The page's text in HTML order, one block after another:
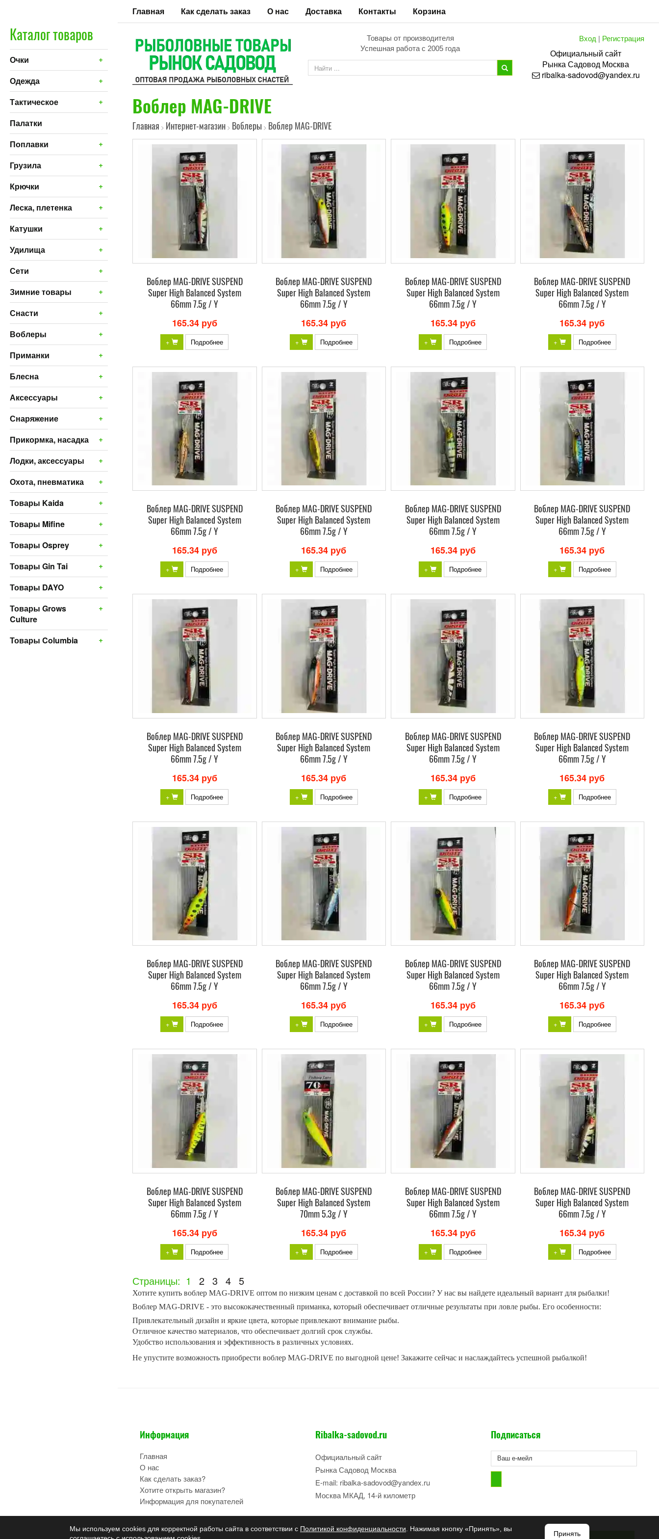
Главная Как сделать заказ О нас Доставка Контакты Корзина
Товары от производителя
Успешная работа с 2005 года
Вход | Регистрация
Официальный сайт
РынкаСадовод Москва
ribalka-sadovod@yandex.ru
Каталог товаров
+
Очки
+
Одежда
+
Тактическое
Палатки
+
Поплавки
+
Грузила
+
Крючки
+
Леска, плетенка
+
Катушки
+
Удилища
+
Сети
+
Зимние товары
+
Снасти
+
Воблеры
+
Приманки
+
Блесна
+
Аксессуары
+
Снаряжение
+
Прикормка, насадка
+
Лодки, аксессуары
+
Охота, пневматика
+
Товары Kaida
+
Товары Mifine
+
Товары Osprey
+
Товары Gin Tai
+
Товары DAYO
+
Товары Grows
Culture
+
Товары Columbia
Воблер MAG-DRIVE
Главная > Интернет-магазин > Воблеры > Воблер MAG-DRIVE
Воблер MAG-DRIVE SUSPEND
Super High Balanced System
66mm 7.5g / Y
165.34 руб
+ Подробнее
Воблер MAG-DRIVE SUSPEND
Super High Balanced System
66mm 7.5g / Y
165.34 руб
+ Подробнее
Воблер MAG-DRIVE SUSPEND
Super High Balanced System
66mm 7.5g / Y
165.34 руб
+ Подробнее
Воблер MAG-DRIVE SUSPEND
Super High Balanced System
66mm 7.5g / Y
165.34 руб
+ Подробнее
Воблер MAG-DRIVE SUSPEND
Super High Balanced System
66mm 7.5g / Y
165.34 руб
+ Подробнее
Воблер MAG-DRIVE SUSPEND
Super High Balanced System
66mm 7.5g / Y
165.34 руб
+ Подробнее
Воблер MAG-DRIVE SUSPEND
Super High Balanced System
66mm 7.5g / Y
165.34 руб
+ Подробнее
Воблер MAG-DRIVE SUSPEND
Super High Balanced System
66mm 7.5g / Y
165.34 руб
+ Подробнее
Воблер MAG-DRIVE SUSPEND
Super High Balanced System
66mm 7.5g / Y
165.34 руб
+ Подробнее
Воблер MAG-DRIVE SUSPEND
Super High Balanced System
66mm 7.5g / Y
165.34 руб
+ Подробнее
Воблер MAG-DRIVE SUSPEND
Super High Balanced System
66mm 7.5g / Y
165.34 руб
+ Подробнее
Воблер MAG-DRIVE SUSPEND
Super High Balanced System
66mm 7.5g / Y
165.34 руб
+ Подробнее
Воблер MAG-DRIVE SUSPEND
Super High Balanced System
66mm 7.5g / Y
165.34 руб
+ Подробнее
Воблер MAG-DRIVE SUSPEND
Super High Balanced System
66mm 7.5g / Y
165.34 руб
+ Подробнее
Воблер MAG-DRIVE SUSPEND
Super High Balanced System
66mm 7.5g / Y
165.34 руб
+ Подробнее
Воблер MAG-DRIVE SUSPEND
Super High Balanced System
66mm 7.5g / Y
165.34 руб
+ Подробнее
Воблер MAG-DRIVE SUSPEND
Super High Balanced System
66mm 7.5g / Y
165.34 руб
+ Подробнее
Воблер MAG-DRIVE SUSPEND
Super High Balanced System
70mm 5.3g / Y
165.34 руб
+ Подробнее
Воблер MAG-DRIVE SUSPEND
Super High Balanced System
66mm 7.5g / Y
165.34 руб
+ Подробнее
Воблер MAG-DRIVE SUSPEND
Super High Balanced System
66mm 7.5g / Y
165.34 руб
+ Подробнее
Страницы: 1 2 3 4 5
Хотите купить воблер MAG-DRIVE оптом по низким ценам с доставкой по всей России? У нас вы найдете идеальный вариант для рыбалки!
Воблер MAG-DRIVE - это высококачественный приманка, который обеспечивает отличные результаты при ловле рыбы. Его особенности:
Привлекательный дизайн и яркие цвета, которые привлекают внимание рыбы.
Отличное качество материалов, что обеспечивает долгий срок службы.
Удобство использования и эффективность в различных условиях.
Не упустите возможность приобрести воблер MAG-DRIVE по выгодной цене! Закажите сейчас и наслаждайтесь успешной рыбалкой!
Информация
Главная
О нас
Как сделать заказ?
Хотите открыть магазин?
Информация для покупателей
Ribalka-sadovod.ru
Официальный сайт
Рынка Садовод Москва
E-mail: ribalka-sadovod@yandex.ru
Москва МКАД, 14-й километр
Подписаться
Мы используем cookies для корректной работы сайта в соответствии с Политикой конфиденциальности . Нажимая кнопку «Принять», вы
Принять